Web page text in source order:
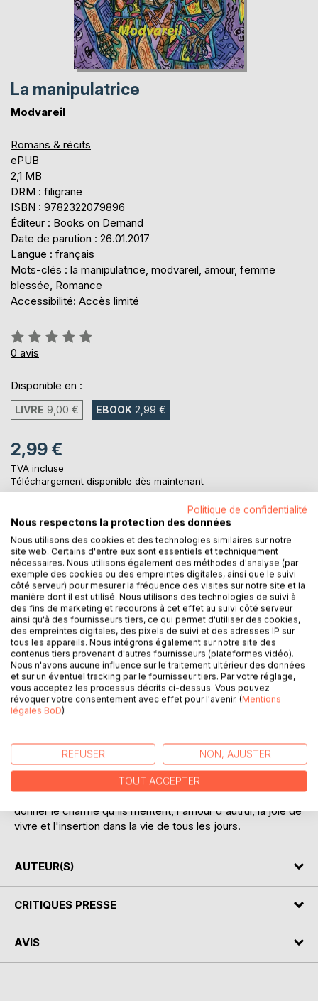
La manipulatrice
Modvareil
Romans & récits
ePUB
2,1 MB
DRM : filigrane
ISBN : 9782322079896
Éditeur : Books on Demand
Date de parution : 26.01.2017
Langue : français
Mots-clés : la manipulatrice, modvareil, amour, femme
blessée, Romance
Accessibilité: Accès limité
Évaluation:
0%
0 avis
Disponible en :
LIVRE 9,00 € EBOOK 2,99 €
2,99 €
TVA incluse
Téléchargement disponible dès maintenant
AJOUTER AU PANIER
Ajouter à ma liste d'envies
Laisser un avis
DESCRIPTION
jours. Tout le monde peut se trouver un jour confronté
devant un ou une manipulatrice. Il est très dur de vivre avec
eux, mais la leçon à en tirer : avec beaucoup de courage,
d'amour, de compréhension, nous pouvons les aider et leur
donner le charme qu'ils méritent, l'amour d'autrui, la joie de
vivre et l'insertion dans la vie de tous les jours.
AUTEUR(S)
CRITIQUES PRESSE
AVIS
Politique de confidentialité
Nous respectons la protection des données
Nous utilisons des cookies et des technologies similaires sur notre
site web. Certains d'entre eux sont essentiels et techniquement
nécessaires. Nous utilisons également des méthodes d'analyse (par
exemple des cookies ou des empreintes digitales, ainsi que le suivi
côté serveur) pour mesurer la fréquence des visites sur notre site et la
manière dont il est utilisé. Nous utilisons des technologies de suivi à
des fins de marketing et recourons à cet effet au suivi côté serveur
ainsi qu'à des fournisseurs tiers, ce qui permet d'utiliser des cookies,
des empreintes digitales, des pixels de suivi et des adresses IP sur
tous les appareils. Nous intégrons également sur notre site des
contenus tiers provenant d'autres fournisseurs (plateformes vidéo).
Nous n'avons aucune influence sur le traitement ultérieur des données
et sur un éventuel tracking par le fournisseur tiers. Par votre réglage,
vous acceptez les processus décrits ci-dessus. Vous pouvez
révoquer votre consentement avec effet pour l'avenir. (Mentions
légales BoD)
REFUSER NON, AJUSTER
TOUT ACCEPTER